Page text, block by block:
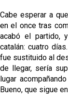
Cabe esperar a
en el once tras
acabó el partido,
catalán: cuatro
fue sustituido al
de llegar, sería
lugar
Bueno, que sigue